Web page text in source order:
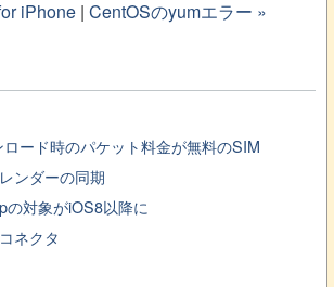
iPhone | CentOSのyumエラー »
ード時のパケット料金が無料のSIM
ンダーの同期
対象がiOS8以降に
ネクタ